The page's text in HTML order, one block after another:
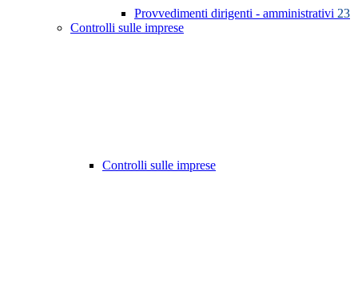
Provvedimenti dirigenti - amministrativi 23
Controlli sulle imprese
Controlli sulle imprese